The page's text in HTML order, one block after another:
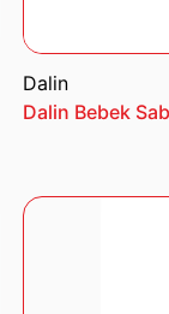
Dalin
Dalin Bebek